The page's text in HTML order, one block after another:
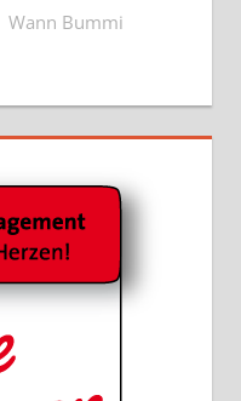
Wann Bummi